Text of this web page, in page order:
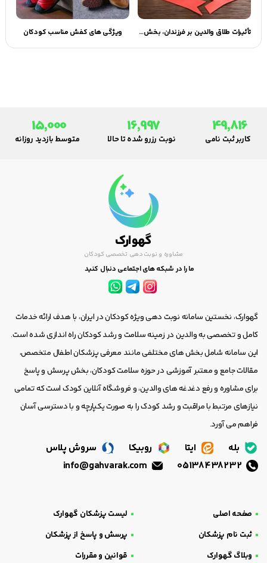
تأثیرات طلاق والدین بر فرزندان، بخش دوم | گهوارک ویژگی های کفش مناسب کودکان
49,816
کاربر ثبت نامی
16,997
نوبت رزرو شده تا حالا
15,000
متوسط بازدید روزانه
گهوارک
مشاوره و نوبت دهی تخصصی کودکان
ما را در شبکه های اجتماعی دنبال کنید
گهوارک، نخستین سامانه نوبت دهی ویژه کودکان در ایران، با هدف ارائه خدمات
کامل و تخصصی به والدین در زمینه سلامت و رشد کودکان راه اندازی شده است.
این سامانه شامل بخش های مختلفی مانند معرفی پزشکان اطفال متخصص،
مقالات جامع و معتبر آموزشی در حوزه سلامت کودکان، بخش پرسش و پاسخ
برای مشاوره و رفع دغدغه های والدین، و فروشگاه آنلاین کودک است که تمامی
نیازهای مرتبط با مراقبت و رشد کودک را به صورت یکپارچه و با دسترسی آسان
فراهم می آورد.
بله ایتا روبیکا
سروش پلاس
صفحه اصلی
لیست پزشکان گهوارک
ثبت نام پزشکان
پرسش و پاسخ از پزشکان
وبلاگ گهوارک
قوانین و مقررات